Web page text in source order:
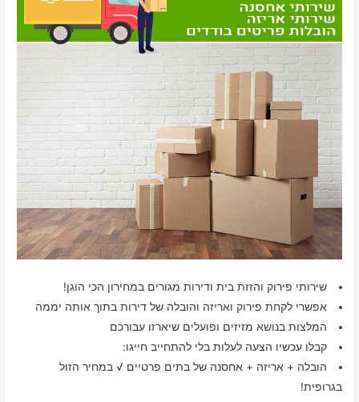
שירותי פירוק והזזת בית ודירות מגורים במחירון הכי הוגן!
אפשרי לקחת פירוק ואריזה והובלה של דירות בתוך אותה יממה
המלצות בנושא מזיזים ופועלים שיארזו עבורכם
קבלו עכשיו הצעה לעלות בלי להתחייב חייגו:
הובלה + אריזה + אחסנה של בתים פרטיים √ במחיר הזול
בגרופית!